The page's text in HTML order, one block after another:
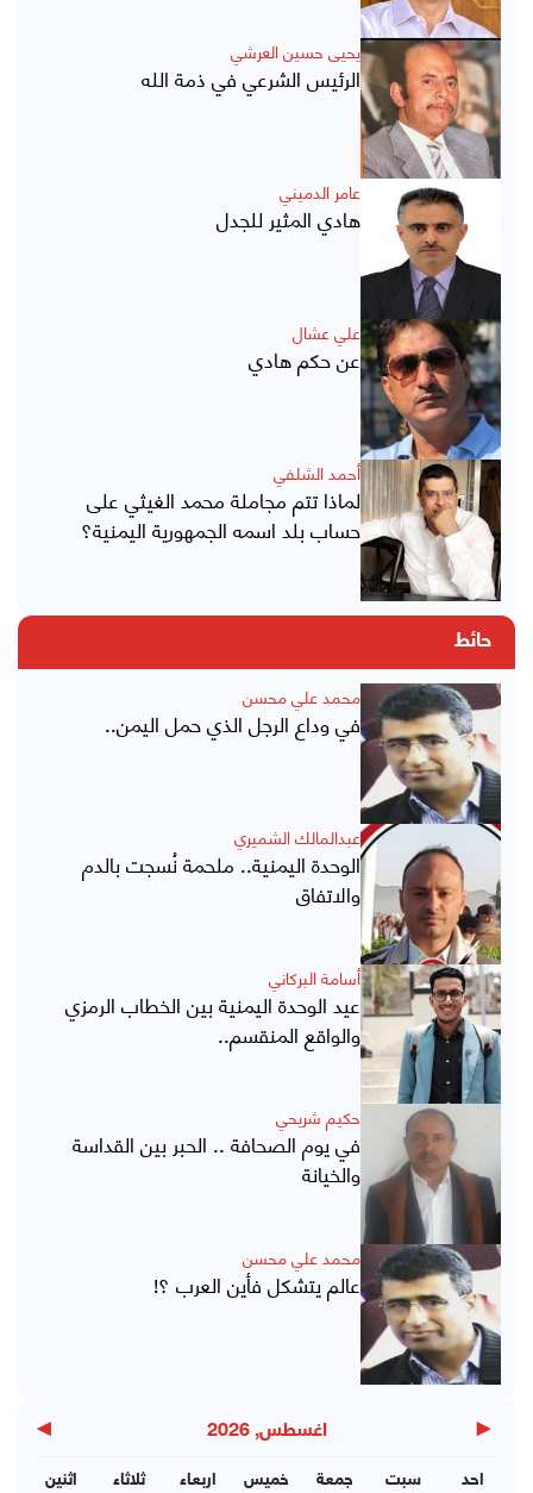
يحيى حسين العرشي
الرئيس الشرعي في ذمة الله
عامر الدميني
هادي المثير للجدل
علي عشال
عن حكم هادي
أحمد الشلفي
لماذا تتم مجاملة محمد الغيثي على
حساب بلد اسمه الجمهورية اليمنية؟
حائط
محمد علي محسن
في وداع الرجل الذي حمل اليمن..
عبدالمالك الشميري
الوحدة اليمنية.. ملحمة نُسجت بالدم
والاتفاق
أسامة البركاني
عيد الوحدة اليمنية بين الخطاب الرمزي
والواقع المنقسم..
حكيم شريحي
في يوم الصحافة .. الحبر بين القداسة
والخيانة
محمد علي محسن
عالم يتشكل فأين العرب ؟!
◀ اغسطس, 2026 ▶
اثنين ثلاثاء اربعاء خميس جمعة سبت احد